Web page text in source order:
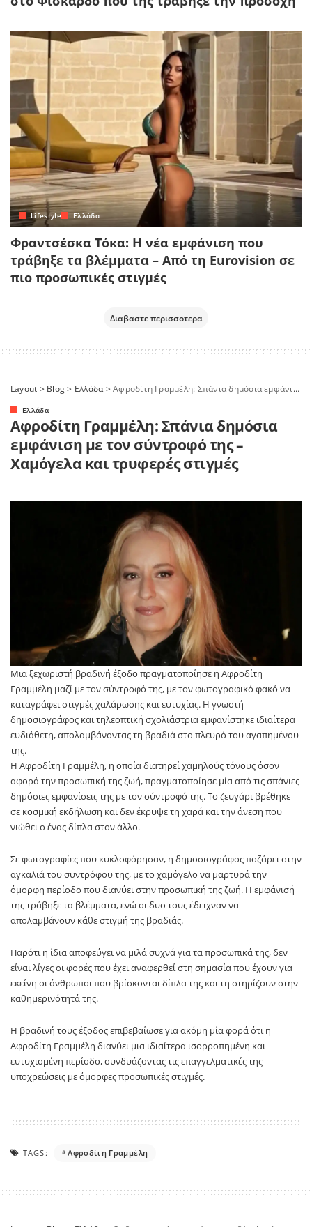
Lifestyle Ελλάδα
Φραντσέσκα Τόκα: Η νέα εμφάνιση που
τράβηξε τα βλέμματα – Από τη Eurovision σε
πιο προσωπικές στιγμές
Διαβαστε περισσοτερα
Layout > Blog> Ελλάδα>Αφροδίτη Γραμμέλη: Σπάνια δημόσια εμφάνιση με τον σύντροφό της – Χαμόγελα και τρυφερές στιγμές
Ελλάδα
Αφροδίτη Γραμμέλη: Σπάνια δημόσια
εμφάνιση με τον σύντροφό της –
Χαμόγελα και τρυφερές στιγμές
Μια ξεχωριστή βραδινή έξοδο πραγματοποίησε η Αφροδίτη
Γραμμέλη μαζί με τον σύντροφό της, με τον φωτογραφικό φακό να
καταγράφει στιγμές χαλάρωσης και ευτυχίας. Η γνωστή
δημοσιογράφος και τηλεοπτική σχολιάστρια εμφανίστηκε ιδιαίτερα
ευδιάθετη, απολαμβάνοντας τη βραδιά στο πλευρό του αγαπημένου
της.
Η Αφροδίτη Γραμμέλη, η οποία διατηρεί χαμηλούς τόνους όσον
αφορά την προσωπική της ζωή, πραγματοποίησε μία από τις σπάνιες
δημόσιες εμφανίσεις της με τον σύντροφό της. Το ζευγάρι βρέθηκε
σε κοσμική εκδήλωση και δεν έκρυψε τη χαρά και την άνεση που
νιώθει ο ένας δίπλα στον άλλο.
Σε φωτογραφίες που κυκλοφόρησαν, η δημοσιογράφος ποζάρει στην
αγκαλιά του συντρόφου της, με το χαμόγελο να μαρτυρά την
όμορφη περίοδο που διανύει στην προσωπική της ζωή. Η εμφάνισή
της τράβηξε τα βλέμματα, ενώ οι δυο τους έδειχναν να
απολαμβάνουν κάθε στιγμή της βραδιάς.
Παρότι η ίδια αποφεύγει να μιλά συχνά για τα προσωπικά της, δεν
είναι λίγες οι φορές που έχει αναφερθεί στη σημασία που έχουν για
εκείνη οι άνθρωποι που βρίσκονται δίπλα της και τη στηρίζουν στην
καθημερινότητά της.
Η βραδινή τους έξοδος επιβεβαίωσε για ακόμη μία φορά ότι η
Αφροδίτη Γραμμέλη διανύει μια ιδιαίτερα ισορροπημένη και
ευτυχισμένη περίοδο, συνδυάζοντας τις επαγγελματικές της
υποχρεώσεις με όμορφες προσωπικές στιγμές.
TAGS: Αφροδίτη Γραμμέλη